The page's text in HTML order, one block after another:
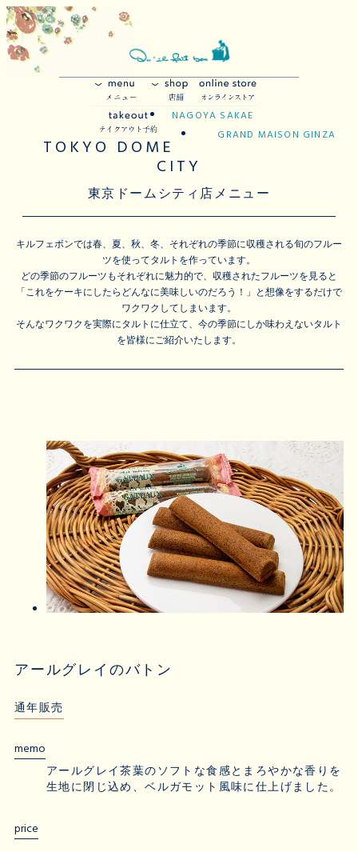
NAGOYA SAKAE
GRAND MAISON GINZA
TOKYO DOME
CITY
東京ドームシティ店メニュー
キルフェボンでは春、夏、秋、冬、それぞれの季節に収穫される旬のフルー
ツを使ってタルトを作っています。
どの季節のフルーツもそれぞれに魅力的で、収穫されたフルーツを見ると
「これをケーキにしたらどんなに美味しいのだろう！」と想像をするだけで
ワクワクしてしまいます。
そんなワクワクを実際にタルトに仕立て、今の季節にしか味わえないタルト
を皆様にご紹介いたします。
アールグレイのバトン
通年販売
memo
アールグレイ茶葉のソフトな食感とまろやかな香りを
生地に閉じ込め、ベルガモット風味に仕上げました。
price